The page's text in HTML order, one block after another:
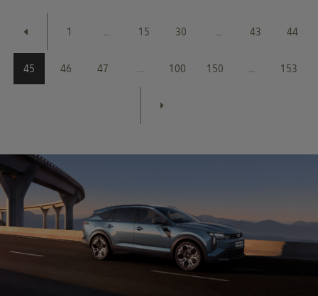
1 ... 15 30 ... 43 44
45 46 47 ... 100 150 ... 153